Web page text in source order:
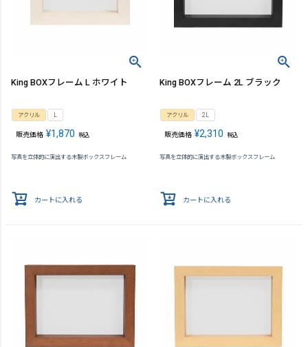
King BOXフレーム L ホワイト
アクリル L
販売価格 ¥1,870 税込
写真を立体的に演出する木製ボックスフレーム
カートに入れる
King BOXフレーム 2L ブラック
アクリル 2L
販売価格 ¥2,310 税込
写真を立体的に演出する木製ボックスフレーム
カートに入れる